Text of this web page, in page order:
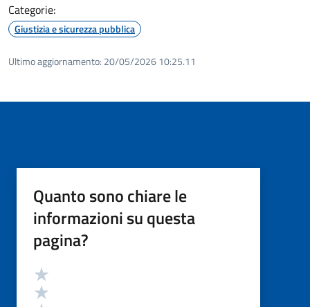
Categorie:
Giustizia e sicurezza pubblica
Ultimo aggiornamento: 20/05/2026 10:25.11
Quanto sono chiare le
informazioni su questa
pagina?
Valutazione